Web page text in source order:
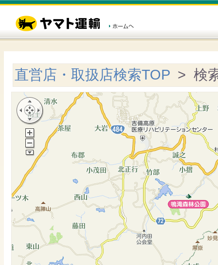
直営店・取扱店検索TOP > 検